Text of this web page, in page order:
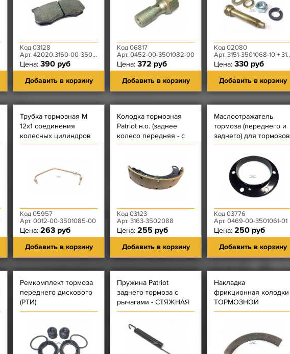
Код 03128
Арт. 42020.3160-00-3501090-00
Цена: 390 руб
Добавить в корзину
Код 06817
Арт. 0452-00-3501082-00
Цена: 372 руб
Добавить в корзину
Код 02080
Арт. 3151-3501068-10 + 3151-3501030-10 +3151-3501028-10
Цена: 330 руб
Добавить в корзину
Трубка тормозная М
12х1 соединения
колесных цилиндров
Код 05957
Арт. 0012-00-3501085-00
Цена: 263 руб
Добавить в корзину
Колодка тормозная
Patriot н.о. (заднее
колесо передняя - с
Длинной накладкой)
Код 03123
Арт. 3163-3502088
Цена: 255 руб
Добавить в корзину
Маслоотражатель
тормоза (переднего и
заднего) для тормозов
с барабанами
Код 03776
Арт. 0469-00-3501061-01
Цена: 250 руб
Добавить в корзину
Ремкомплект тормоза
переднего дискового
(РТИ)
Пружина Patriot
заднего тормоза с
рычагами - СТЯЖНАЯ
КОЛОДОК
Накладка
фрикционная колодки
ТОРМОЗНОЙ
СВЕРЛЕНАЯ